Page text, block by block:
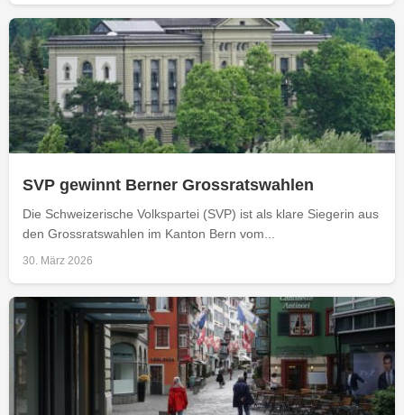
SVP gewinnt Berner Grossratswahlen
Die Schweizerische Volkspartei (SVP) ist als klare Siegerin aus
den Grossratswahlen im Kanton Bern vom...
30. März 2026